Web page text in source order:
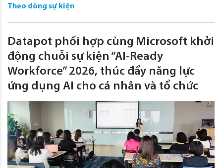
Theo dòng sự kiện
Datapot phối hợp cùng Microsoft khởi
động chuỗi sự kiện “AI-Ready
Workforce” 2026, thúc đẩy năng lực
ứng dụng AI cho cá nhân và tổ chức